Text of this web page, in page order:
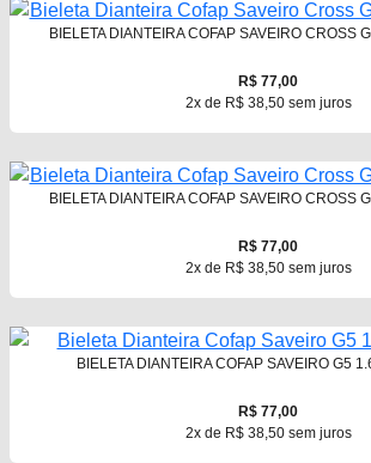
BIELETA DIANTEIRA COFAP SAVEIRO CROSS
R$ 77,00
2x de R$ 38,50 sem juros
BIELETA DIANTEIRA COFAP SAVEIRO CROSS
R$ 77,00
2x de R$ 38,50 sem juros
BIELETA DIANTEIRA COFAP SAVEIRO G5
R$ 77,00
2x de R$ 38,50 sem juros